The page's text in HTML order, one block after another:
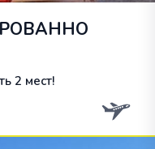
2 мест!